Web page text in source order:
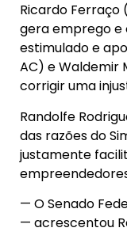
Ricardo Ferraço
gera emprego e
estimulado e
AC) e Waldemir
corrigir uma
Randolfe
das razões do
justamente
— O Senado
— acrescentou